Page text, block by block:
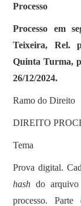
Processo
Processo em
Teixeira, Rel.
Quinta Turma,
26/12/2024.
Ramo do Direito
DIREITO
Tema
Prova digital.
hash do arquivo
processo.